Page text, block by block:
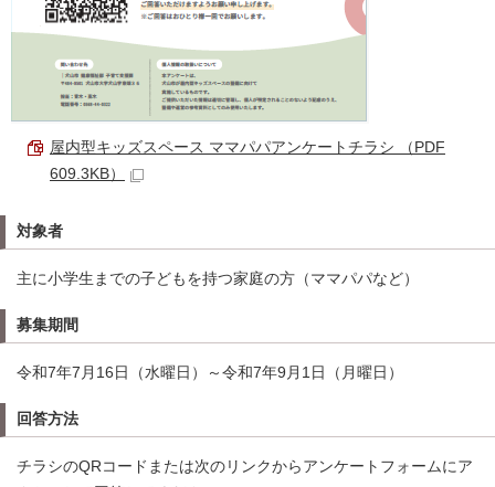
屋内型キッズスペース ママパパアンケートチラシ （PDF
609.3KB）
対象者
主に小学生までの子どもを持つ家庭の方（ママパパなど）
募集期間
令和7年7月16日（水曜日）～令和7年9月1日（月曜日）
回答方法
チラシのQRコードまたは次のリンクからアンケートフォームにア